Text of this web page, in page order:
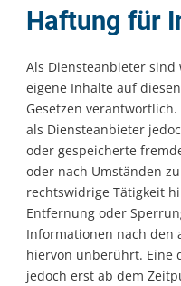
Haftung für
Als Diensteanbieter sind
eigene Inhalte auf
Gesetzen
als Diensteanbieter
oder gespeicherte
oder nach Umständen
rechtswidrige Tätigkeit
Entfernung oder
Informationen nach den
hiervon unberührt. Eine
jedoch erst ab dem